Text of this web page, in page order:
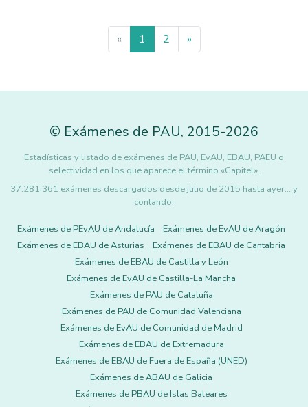
« 1 2 »
© Exámenes de PAU, 2015-2026
Estadísticas y listado de exámenes de PAU, EvAU, EBAU, PAEU o
selectividad en los que aparece el término «Capitel».
37.281.361 exámenes descargados desde julio de 2015 hasta ayer... y
contando.
Exámenes de PEvAU de Andalucía
Exámenes de EvAU de Aragón
Exámenes de EBAU de Asturias
Exámenes de EBAU de Cantabria
Exámenes de EBAU de Castilla y León
Exámenes de EvAU de Castilla-La Mancha
Exámenes de PAU de Cataluña
Exámenes de PAU de Comunidad Valenciana
Exámenes de EvAU de Comunidad de Madrid
Exámenes de EBAU de Extremadura
Exámenes de EBAU de Fuera de España (UNED)
Exámenes de ABAU de Galicia
Exámenes de PBAU de Islas Baleares